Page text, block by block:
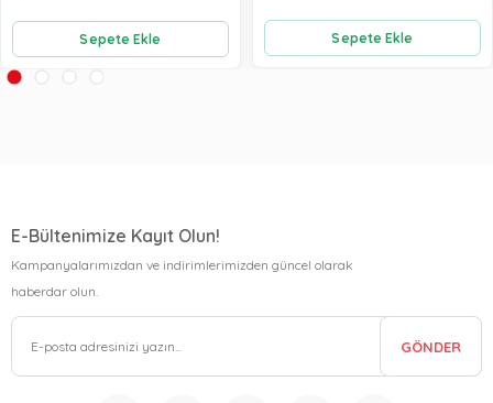
Sepete Ekle Sepete Ekle
E-Bültenimize Kayıt Olun!
Kampanyalarımızdan ve indirimlerimizden güncel olarak
haberdar olun.
GÖNDER